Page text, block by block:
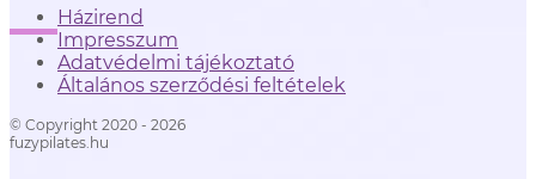
Házirend
Impresszum
Adatvédelmi tájékoztató
Általános szerződési feltételek
© Copyright 2020 - 2026
fuzypilates.hu